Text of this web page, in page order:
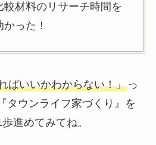
較材料のリサーチ時間を
った！
ばいいかわからない！」っ
タウンライフ家づくり』を
進めてみてね。